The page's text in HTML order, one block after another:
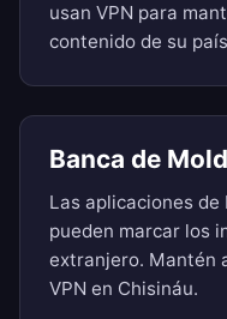
usan VPN para
contenido de su
Banca de
Las aplicaciones de
pueden marcar los
extranjero. Mantén
VPN en Chisináu.